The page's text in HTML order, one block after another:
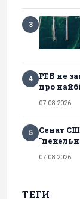
3
4
РЕБ не
про
07.08.2026
5
Сенат
07.08.2026
ТЕГИ